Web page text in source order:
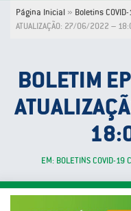
Página Inicial » Boletins
ATUALIZAÇÃO: 27/06/2022 –
BOLETIM
EM: BOLETINS COVID-19